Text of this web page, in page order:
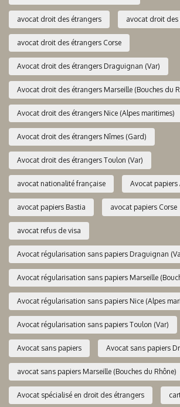
avocat droit des étrangers avocat droit des
avocat droit des étrangers Corse
Avocat droit des étrangers Draguignan (Var)
Avocat droit des étrangers Marseille (Bouches du
Avocat droit des étrangers Nice (Alpes maritimes)
Avocat droit des étrangers Nîmes (Gard)
Avocat droit des étrangers Toulon (Var)
avocat nationalité française Avocat papiers
avocat papiers Bastia avocat papiers Corse
avocat refus de visa
Avocat régularisation sans papiers Draguignan
Avocat régularisation sans papiers Marseille
Avocat régularisation sans papiers Nice (Alpes
Avocat régularisation sans papiers Toulon (Var)
Avocat sans papiers Avocat sans papiers
avocat sans papiers Marseille (Bouches du Rhône)
Avocat spécialisé en droit des étrangers